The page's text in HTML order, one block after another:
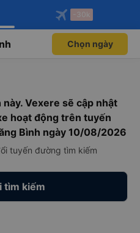
ngay!
viên độc
Mở app
vé máy bay qua
Mở app
-30k
Chọn ngày
Vexere sẽ cập nhật
hoạt động trên tuyến
Bình ngày 10/08/2026
tuyến đường tìm kiếm
tìm kiếm